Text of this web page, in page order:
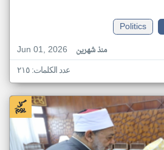
Politics
Jun 01, 2026
منذ شهرين
عدد الكلمات: ٢١٥